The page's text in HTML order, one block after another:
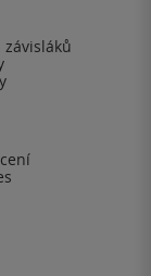
závisláků